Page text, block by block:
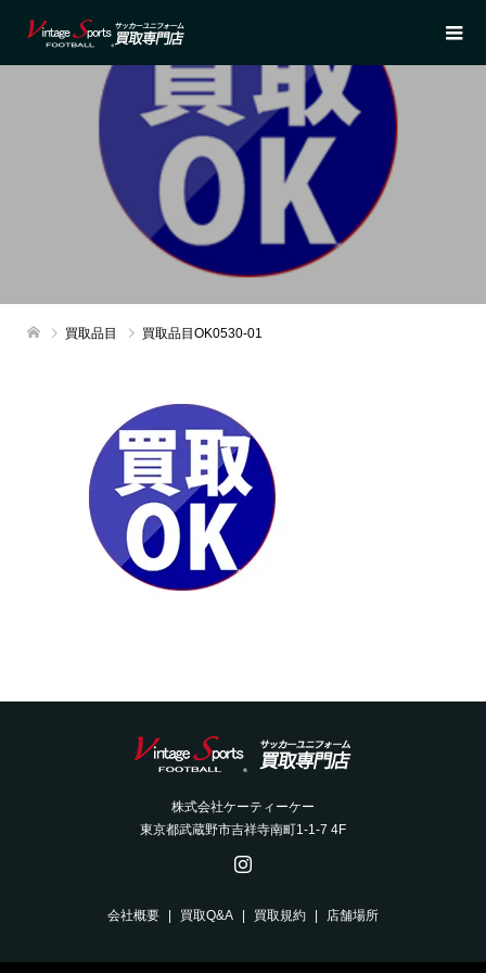
買取品目 買取品目OK0530-01
株式会社ケーティーケー
東京都武蔵野市吉祥寺南町1-1-7 4F
会社概要 買取Q&A 買取規約 店舗場所